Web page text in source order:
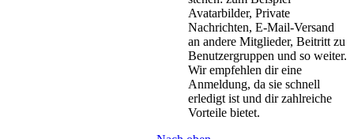
Avatarbilder, Private
Nachrichten, E-Mail-Versand
an andere Mitglieder, Beitritt zu
Benutzergruppen und so weiter.
Wir empfehlen dir eine
Anmeldung, da sie schnell
erledigt ist und dir zahlreiche
Vorteile bietet.